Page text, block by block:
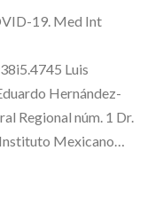
19. Med Int
Luis
Hernández-
Regional núm. 1 Dr.
Mexicano…